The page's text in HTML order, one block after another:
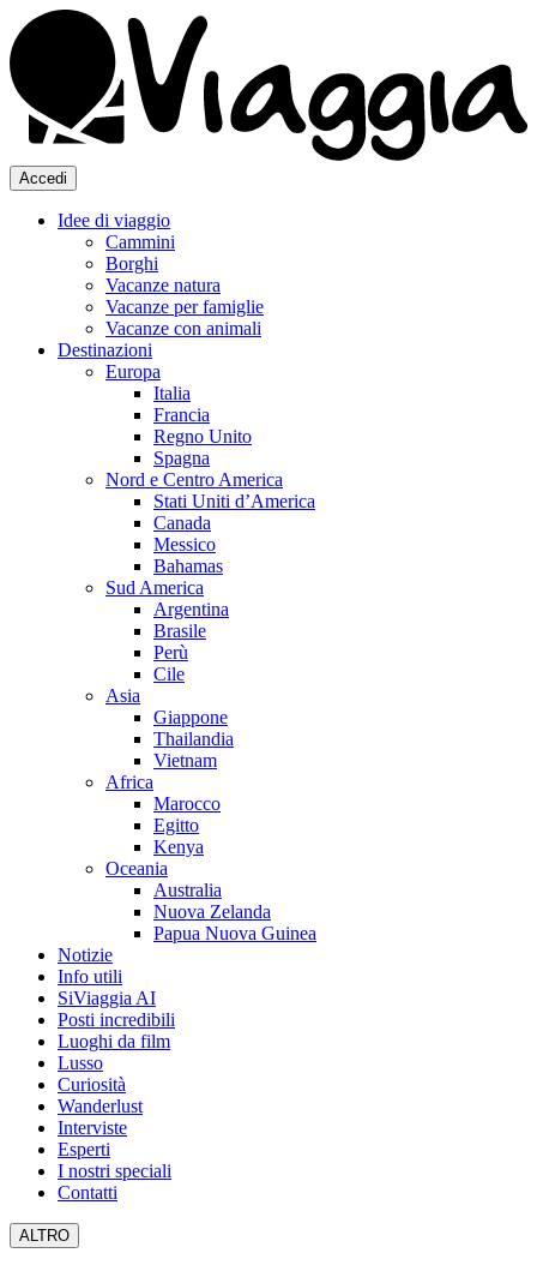
Accedi
Idee di viaggio
Cammini
Borghi
Vacanze natura
Vacanze per famiglie
Vacanze con animali
Destinazioni
Europa
Italia
Francia
Regno Unito
Spagna
Nord e Centro America
Stati Uniti d’America
Canada
Messico
Bahamas
Sud America
Argentina
Brasile
Perù
Cile
Asia
Giappone
Thailandia
Vietnam
Africa
Marocco
Egitto
Kenya
Oceania
Australia
Nuova Zelanda
Papua Nuova Guinea
Notizie
Info utili
SiViaggia AI
Posti incredibili
Luoghi da film
Lusso
Curiosità
Wanderlust
Interviste
Esperti
I nostri speciali
Contatti
ALTRO